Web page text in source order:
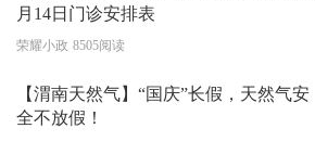
月14日门诊安排表
荣耀小政 8505阅读
【渭南天然气】“国庆”长假，天然气安
全不放假！